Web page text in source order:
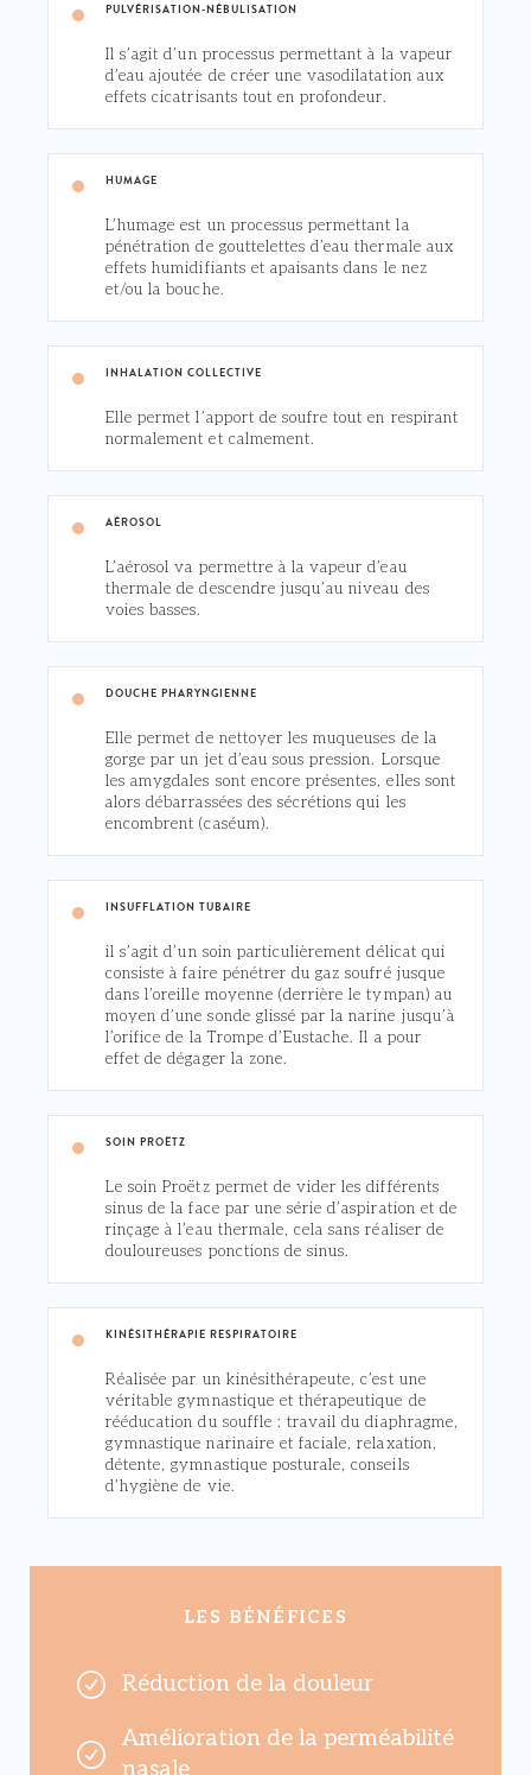
PULVÉRISATION-NÉBULISATION
Il s’agit d’un processus permettant à la vapeur
d’eau ajoutée de créer une vasodilatation aux
effets cicatrisants tout en profondeur.
HUMAGE
L’humage est un processus permettant la
pénétration de gouttelettes d’eau thermale aux
effets humidifiants et apaisants dans le nez
et/ou la bouche.
INHALATION COLLECTIVE
Elle permet l’apport de soufre tout en respirant
normalement et calmement.
AÉROSOL
L’aérosol va permettre à la vapeur d’eau
thermale de descendre jusqu’au niveau des
voies basses.
DOUCHE PHARYNGIENNE
Elle permet de nettoyer les muqueuses de la
gorge par un jet d’eau sous pression. Lorsque
les amygdales sont encore présentes, elles sont
alors débarrassées des sécrétions qui les
encombrent (caséum).
INSUFFLATION TUBAIRE
il s’agit d’un soin particulièrement délicat qui
consiste à faire pénétrer du gaz soufré jusque
dans l’oreille moyenne (derrière le tympan) au
moyen d’une sonde glissé par la narine jusqu’à
l’orifice de la Trompe d’Eustache. Il a pour
effet de dégager la zone.
SOIN PROËTZ
Le soin Proëtz permet de vider les différents
sinus de la face par une série d’aspiration et de
rinçage à l’eau thermale, cela sans réaliser de
douloureuses ponctions de sinus.
KINÉSITHÉRAPIE RESPIRATOIRE
Réalisée par un kinésithérapeute, c’est une
véritable gymnastique et thérapeutique de
rééducation du souffle : travail du diaphragme,
gymnastique narinaire et faciale, relaxation,
détente, gymnastique posturale, conseils
d’hygiène de vie.
LES BÉNÉFICES
Réduction de la douleur
Amélioration de la perméabilité
nasale